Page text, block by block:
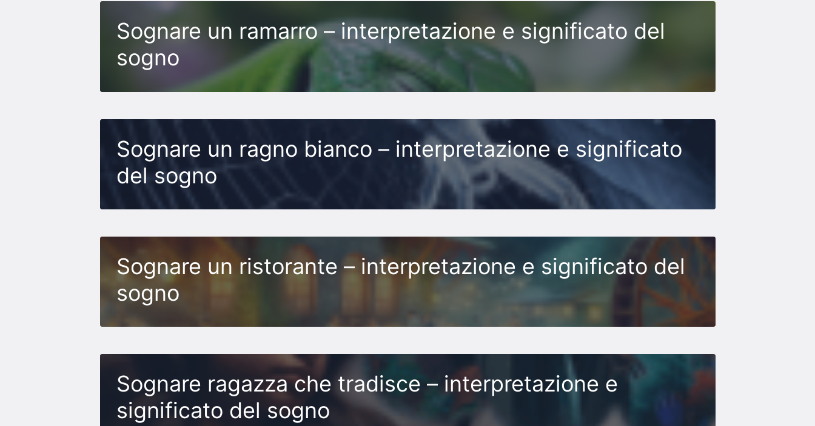
Sognare un ramarro – interpretazione e significato del
sogno
Sognare un ragno bianco – interpretazione e significato
del sogno
Sognare un ristorante – interpretazione e significato del
sogno
Sognare ragazza che tradisce – interpretazione e
significato del sogno